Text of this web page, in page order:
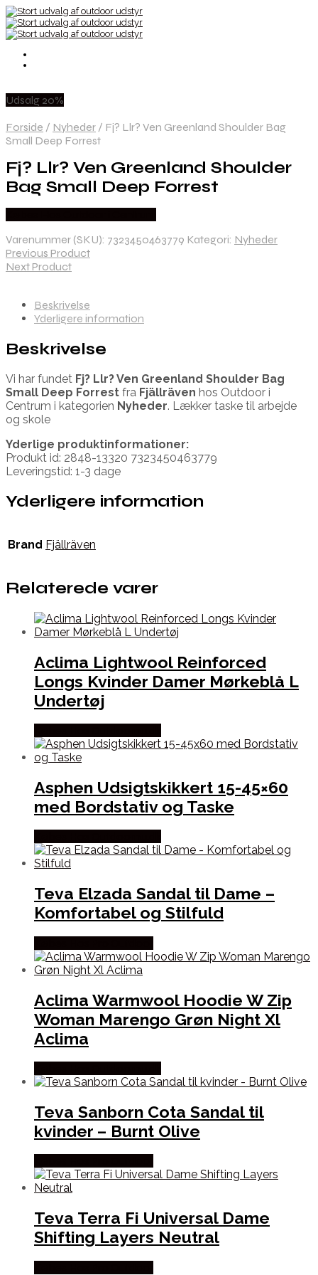
Udsalg 20%
Forside / Nyheder / Fj? Llr? Ven Greenland Shoulder Bag
Small Deep Forrest
Fj? Llr? Ven Greenland Shoulder
Bag Small Deep Forrest
Varenummer (SKU): 7323450463779 Kategori: Nyheder
Previous Product
Next Product
Beskrivelse
Yderligere information
Beskrivelse
Vi har fundet Fj? Llr? Ven Greenland Shoulder Bag
Small Deep Forrest fra Fjällräven hos Outdoor i
Centrum i kategorien Nyheder. Lækker taske til arbejde
og skole
Yderlige produktinformationer:
Produkt id: 2848-13320 7323450463779
Leveringstid: 1-3 dage
Yderligere information
Brand Fjällräven
Relaterede varer
Aclima Lightwool Reinforced
Longs Kvinder Damer Mørkeblå L
Undertøj
Asphen Udsigtskikkert 15-45×60
med Bordstativ og Taske
Teva Elzada Sandal til Dame –
Komfortabel og Stilfuld
Aclima Warmwool Hoodie W Zip
Woman Marengo Grøn Night Xl
Aclima
Teva Sanborn Cota Sandal til
kvinder – Burnt Olive
Teva Terra Fi Universal Dame
Shifting Layers Neutral